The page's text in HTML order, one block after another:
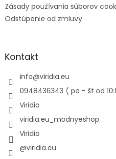
Zásady používania súborov
Odstúpenie od zmluvy
Kontakt
info@viridia.eu
0948436343 ( po - št od
Viridia
viridia.eu_modnyeshop
Viridia
@viridia.eu